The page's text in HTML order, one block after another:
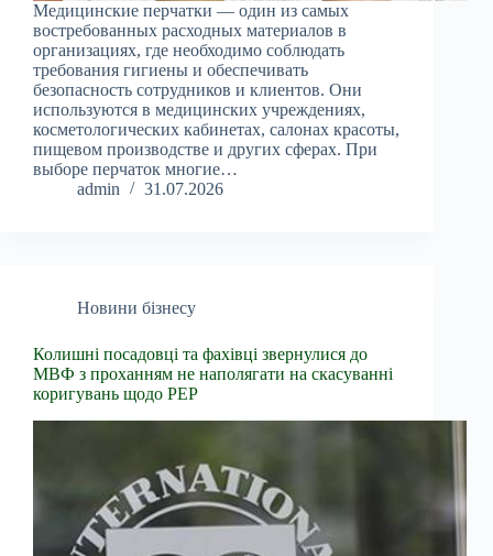
Медицинские перчатки — один из самых
востребованных расходных материалов в
организациях, где необходимо соблюдать
требования гигиены и обеспечивать
безопасность сотрудников и клиентов. Они
используются в медицинских учреждениях,
косметологических кабинетах, салонах красоты,
пищевом производстве и других сферах. При
выборе перчаток многие…
admin
31.07.2026
Новини бізнесу
Колишні посадовці та фахівці звернулися до
МВФ з проханням не наполягати на скасуванні
коригувань щодо PEP